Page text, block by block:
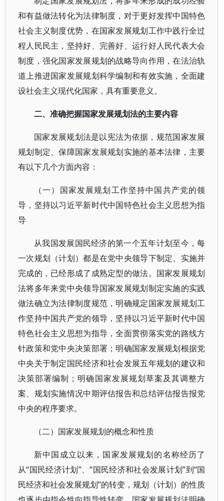
和有益做法转化为法律制度，对于更好发挥中国特色
社会主义制度优势，在国家发展规划工作中践行全过
程人民民主，坚持好、完善好、运行好人民代表大会
制度，强化国家发展规划的战略导向作用，在法治轨
道上推进国家发展规划科学编制和有效实施，全面建
设社会主义现代化国家，具有重要意义。
二、准确把握国家发展规划法的主要内容
国家发展规划法是以宪法为依据，规范国家发展
规划制定、保障国家发展规划实施的基本法律，主要
有以下几个方面内容：
（一）国家发展规划工作坚持中国共产党的领
导，坚持以习近平新时代中国特色社会主义思想为指
导
从我国发展国民经济的第一个五年计划至今，每
一次规划（计划）都是在党中央领导下制定、实施并
完成的，已经形成了成熟定型的做法。国家发展规划
法将多年来党中央领导国家发展规划制定实施的实践
做法确立为法律制度规范，明确规定国家发展规划工
作坚持中国共产党的领导，坚持以习近平新时代中国
特色社会主义思想为指导，全面贯彻落实党的路线方
针政策和党中央决策部署；明确国家发展规划根据党
中央关于制定国民经济和社会发展五年规划的建议和
决策部署编制；明确国家发展规划草案及其调整方
案、规划实施情况中期评估报告和总结评估报告报党
中央的程序要求。
（二）国家发展规划的概念和性质
新中国成立以来，国家发展规划的名称经历了
从“国民经济计划”、“国民经济和社会发展计划”到“国
民经济和社会发展规划”的转变，规划（计划）的性质